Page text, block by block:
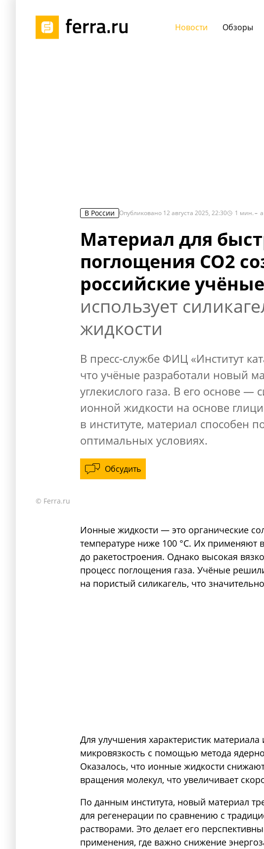
Новости Обзоры
В России Опубликовано 12 августа 2025, 22:30 1 мин. a
Материал для
поглощения CO2
российские учёные
использует
жидкости
В пресс-службе ФИЦ «Институт
что учёные разработали новый
углекислого газа. В его основе —
ионной жидкости на основе
в институте, материал способен
оптимальных условиях.
Обсудить
© Ferra.ru
Ионные жидкости — это органические
температуре ниже 100 °C. Их применяют
до ракетостроения. Однако высокая
процесс поглощения газа. Учёные
на пористый силикагель, что
Для улучшения характеристик материала
микровязкость с помощью метода
Оказалось, что ионные жидкости
вращения молекул, что увеличивает
По данным института, новый материал
для регенерации по сравнению с
растворами. Это делает его
применения, где важно снижение